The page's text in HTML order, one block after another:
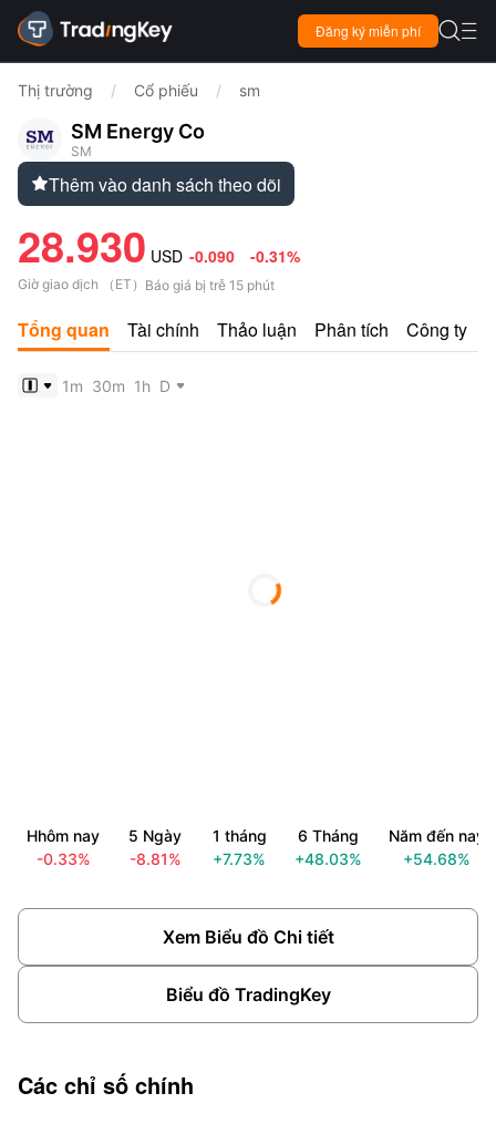
Đăng ký miễn phí  
Thị trường / Cổ phiếu / sm
SM Energy Co
SM
Thêm vào danh sách theo dõi
28.930 USD -0.090 -0.31%
Giờ giao dịch （ ET ） Báo giá bị trễ 15 phút
Tổng quan Tài chính Thảo luận Phân tích Công ty
Xem Biểu đồ Chi tiết
Biểu đồ TradingKey
1m 30m 1h D
Hhôm nay
-0.33%
5 Ngày
-8.81%
1 tháng
+7.73%
6 Tháng
+48.03%
Năm đến nay
+54.68%
Các chỉ số chính